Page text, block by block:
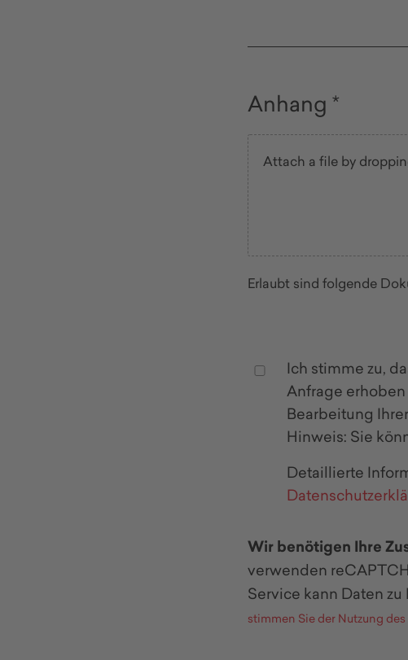
Anhang *
Erlaubt sind folgende
Ich stimme zu,
Anfrage
Bearbeitung
Hinweis: Sie
Detaillierte
Wir benötigen Ihre
verwenden
Service kann Daten
stimmen Sie der Nutzung des